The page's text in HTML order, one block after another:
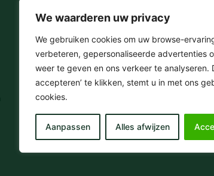
We waarderen uw privacy
We gebruiken cookies om uw browse-
verbeteren, gepersonaliseerde advertenties
weer te geven en ons verkeer te analyseren.
accepteren’ te klikken, stemt u in met ons
cookies.
Aanpassen Alles afwijzen
F
a
c
e
o
o
k
-
I
n
s
g
r
a
m
T
i
k
k
Y
o
u
b
e
© 2025 . Omera – Hifi & Streaming Media